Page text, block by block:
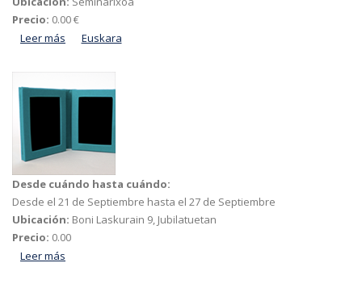
Precio: 0.00 €
Leer más acerca de ETXEA
Euskara
Desde cuándo hasta cuándo:
Desde el 21 de Septiembre hasta el 27 de Septiembre
Ubicación: Boni Laskurain 9, Jubilatuetan
Precio: 0.00
Leer más